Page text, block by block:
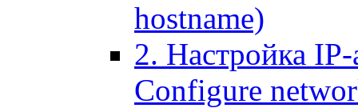
hostname)
2. Настройка IP-
Configure